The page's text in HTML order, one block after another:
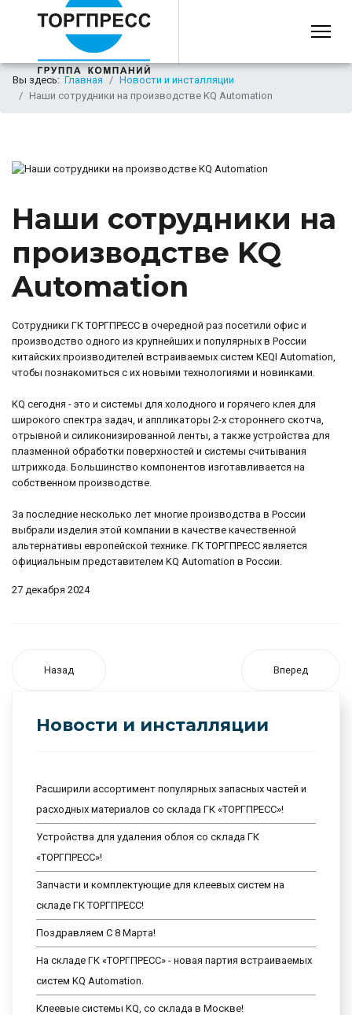
Вы здесь: Главная
Новости и инсталляции
Наши сотрудники на производстве KQ Automation
Наши сотрудники на
производстве KQ
Automation
Сотрудники ГК ТОРГПРЕСС в очередной раз посетили офис и
производство одного из крупнейших и популярных в России
китайских производителей встраиваемых систем KEQI Automation,
чтобы познакомиться с их новыми технологиями и новинками.
KQ сегодня - это и системы для холодного и горячего клея для
широкого спектра задач, и аппликаторы 2-х стороннего скотча,
отрывной и силиконизированной ленты, а также устройства для
плазменной обработки поверхностей и системы считывания
штрихкода. Большинство компонентов изготавливается на
собственном производстве.
За последние несколько лет многие производства в России
выбрали изделия этой компании в качестве качественной
альтернативы европейской технике. ГК ТОРГПРЕСС является
официальным представителем KQ Automation в России.
27 декабря 2024
Назад Вперед
Новости и инсталляции
Расширили ассортимент популярных запасных частей и
расходных материалов со склада ГК «ТОРГПРЕСС»!
Устройства для удаления облоя со склада ГК
«ТОРГПРЕСС»!
Запчасти и комплектующие для клеевых систем на
складе ГК ТОРГПРЕСС!
Поздравляем С 8 Марта!
На складе ГК «ТОРГПРЕСС» - новая партия встраиваемых
систем KQ Automation.
Клеевые системы KQ, со склада в Москве!